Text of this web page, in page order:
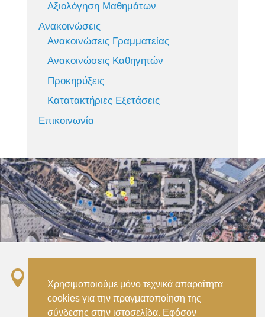
Αξιολόγηση Μαθημάτων
Ανακοινώσεις
Ανακοινώσεις Γραμματείας
Ανακοινώσεις Καθηγητών
Προκηρύξεις
Κατατακτήριες Εξετάσεις
Επικοινωνία

Αττικής –
Metro ISAP – Irini Station, 15122, Marousi
Χρησιμοποιούμε μόνο τεχνικά απαραίτητα
cookies για την πραγματοποίηση της
σύνδεσης στην ιστοσελίδα. Εφόσον